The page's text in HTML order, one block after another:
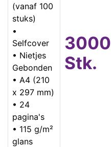
(vanaf 100
stuks)
•
Selfcover
• Nietjes
Gebonden
• A4 (210
x 297 mm)
• 24
pagina's
• 115 g/m²
glans
3000
Stk.